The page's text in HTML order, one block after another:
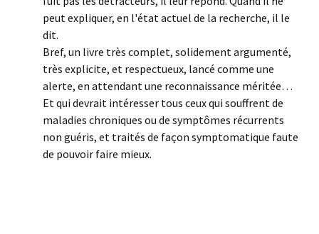
peut expliquer, en l'état actuel de la recherche, il le
dit.
Bref, un livre très complet, solidement argumenté,
très explicite, et respectueux, lancé comme une
alerte, en attendant une reconnaissance méritée…
Et qui devrait intéresser tous ceux qui souffrent de
maladies chroniques ou de symptômes récurrents
non guéris, et traités de façon symptomatique faute
de pouvoir faire mieux.